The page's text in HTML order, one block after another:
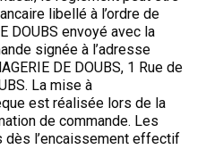
libellé à l’ordre de
DOUBS envoyé avec la
signée à l’adresse
DE DOUBS, 1 Rue de
La mise à
est réalisée lors de la
de commande. Les
l’encaissement effectif